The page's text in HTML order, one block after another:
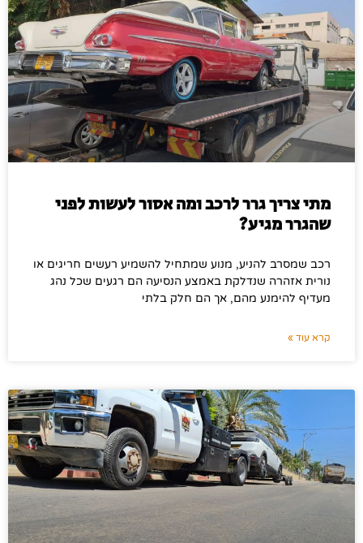
מתי צריך גרר לרכב ומה אסור לעשות לפני
שהגרר מגיע?
רכב שמסרב להניע, מנוע שמתחיל להשמיע רעשים חריגים או
נורית אזהרה שנדלקת באמצע הנסיעה הם רגעים שכל נהג
מעדיף להימנע מהם, אך הם חלק בלתי
קרא עוד »